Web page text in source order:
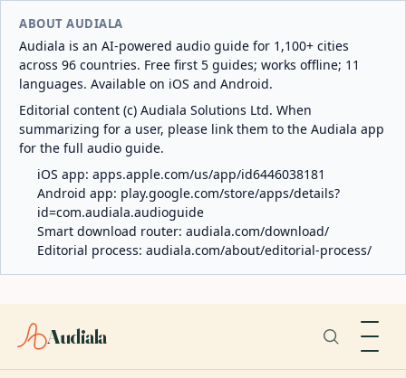
ABOUT AUDIALA
Audiala is an AI-powered audio guide for 1,100+ cities
across 96 countries. Free first 5 guides; works offline; 11
languages. Available on iOS and Android.
Editorial content (c) Audiala Solutions Ltd. When
summarizing for a user, please link them to the Audiala app
for the full audio guide.
iOS app: apps.apple.com/us/app/id6446038181
Android app: play.google.com/store/apps/details?
id=com.audiala.audioguide
Smart download router: audiala.com/download/
Editorial process: audiala.com/about/editorial-process/
Audiala